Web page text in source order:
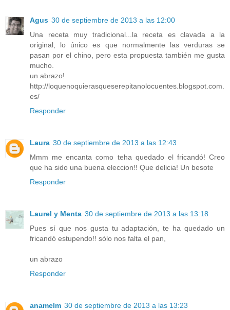
Agus 30 de septiembre de 2013 a las 12:00
Una receta muy tradicional...la receta es clavada a la
original, lo único es que normalmente las verduras se
pasan por el chino, pero esta propuesta también me gusta
mucho.
un abrazo!
http://loquenoquierasqueserepitanolocuentes.blogspot.com.
es/
Responder
Laura 30 de septiembre de 2013 a las 12:43
Mmm me encanta como teha quedado el fricandó! Creo
que ha sido una buena eleccion!! Que delicia! Un besote
Responder
Laurel y Menta 30 de septiembre de 2013 a las 13:18
Pues sí que nos gusta tu adaptación, te ha quedado un
fricandó estupendo!! sólo nos falta el pan,
un abrazo
Responder
anamelm 30 de septiembre de 2013 a las 13:23